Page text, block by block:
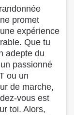
promet
expérience
Que tu
adepte du
passionné
ou un
de marche,
vous est
toi. Alors,